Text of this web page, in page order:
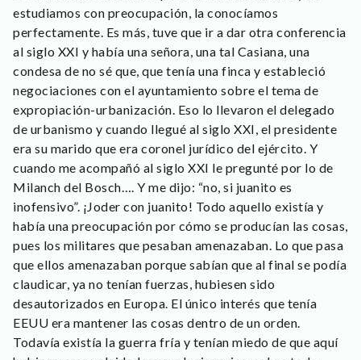
estudiamos con preocupación, la conocíamos
perfectamente. Es más, tuve que ir a dar otra conferencia
al siglo XXI y había una señora, una tal Casiana, una
condesa de no sé que, que tenía una finca y estableció
negociaciones con el ayuntamiento sobre el tema de
expropiación-urbanización. Eso lo llevaron el delegado
de urbanismo y cuando llegué al siglo XXI, el presidente
era su marido que era coronel jurídico del ejército. Y
cuando me acompañó al siglo XXI le pregunté por lo de
Milanch del Bosch…. Y me dijo: “no, si juanito es
inofensivo”. ¡Joder con juanito! Todo aquello existía y
había una preocupación por cómo se producían las cosas,
pues los militares que pesaban amenazaban. Lo que pasa
que ellos amenazaban porque sabían que al final se podía
claudicar, ya no tenían fuerzas, hubiesen sido
desautorizados en Europa. El único interés que tenía
EEUU era mantener las cosas dentro de un orden.
Todavía existía la guerra fría y tenían miedo de que aquí